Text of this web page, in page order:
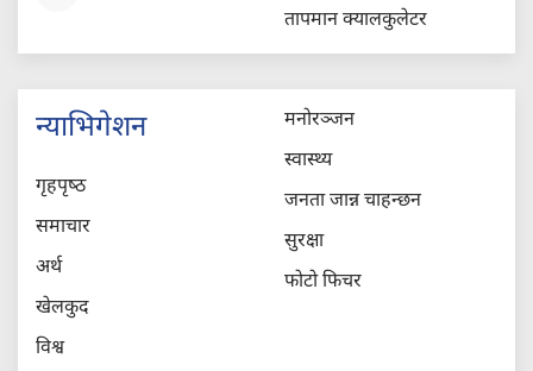
तापमान क्यालकुलेटर
न्याभिगेशन
गृहपृष्‍ठ
समाचार
अर्थ
खेलकुद
विश्व
मनोरञ्जन
स्वास्थ्य
जनता जान्न चाहन्छन
सुरक्षा
फोटो फिचर